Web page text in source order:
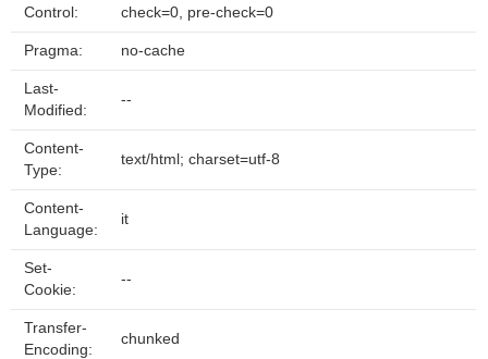
Control:
check=0, pre-check=0
Pragma: no-cache
Last-
Modified:
--
Content-
Type:
text/html; charset=utf-8
Content-
Language:
it
Set-
Cookie:
--
Transfer-
Encoding:
chunked